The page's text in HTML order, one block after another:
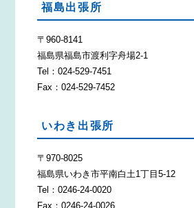
福島出張所
〒960-8141
福島県福島市渡利字舟場2-1
Tel：024-529-7451
Fax：024-529-7452
いわき出張所
〒970-8025
福島県いわき市平南白土1丁目5-12
Tel：0246-24-0020
Fax：0246-24-0026